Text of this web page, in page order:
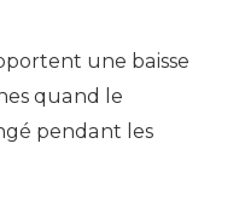
une baisse
quand le
pendant les